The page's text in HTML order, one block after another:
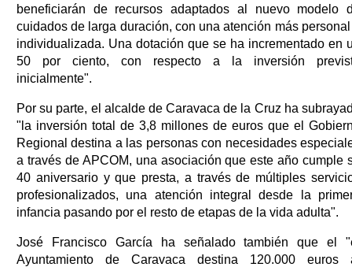
beneficiarán de recursos adaptados al nuevo modelo
cuidados de larga duración, con una atención más
individualizada. Una dotación que se ha incrementado en
50 por ciento, con respecto a la inversión
inicialmente".
Por su parte, el alcalde de Caravaca de la Cruz ha
"la inversión total de 3,8 millones de euros que el
Regional destina a las personas con necesidades
a través de APCOM, una asociación que este año cumple
40 aniversario y que presta, a través de múltiples
profesionalizados, una atención integral desde la
infancia pasando por el resto de etapas de la vida adulta".
José Francisco García ha señalado también que el
Ayuntamiento de Caravaca destina 120.000 euros